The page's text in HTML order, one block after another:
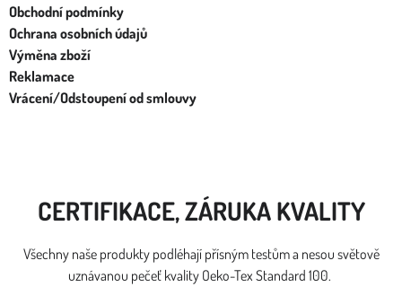
Obchodní podmínky
Ochrana osobních údajů
Výměna zboží
Reklamace
Vrácení/Odstoupení od smlouvy
CERTIFIKACE, ZÁRUKA KVALITY
Všechny naše produkty podléhají přísným testům a nesou světově
uznávanou pečeť kvality Oeko-Tex Standard 100.